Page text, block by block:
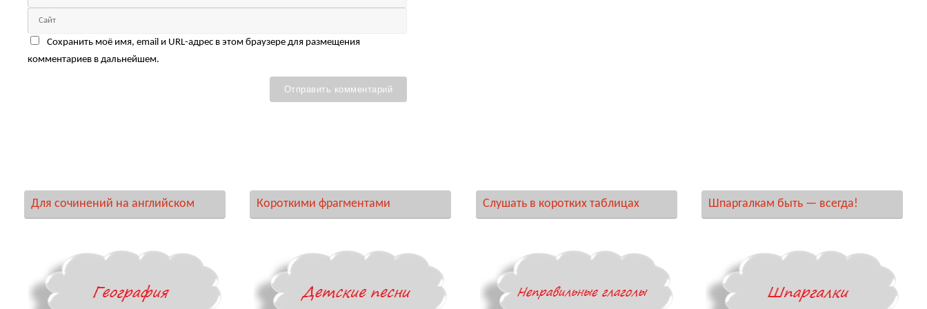
Сохранить моё имя, email и URL-адрес в этом браузере для размещения
комментариев в дальнейшем.
Для сочинений на английском Короткими фрагментами Слушать в коротких таблицах Шпаргалкам быть — всегда!